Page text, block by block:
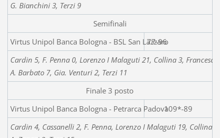
G. Bianchini 3, Terzi 9
Semifinali
Virtus Unipol Banca Bologna - BSL San Lazzaro
77-96
Cardin 5, F. Penna 0, Lorenzo I Malaguti 21, Collina 3,
A. Barbato 7, Gia. Venturi 2, Terzi 11
Finale 3 posto
Virtus Unipol Banca Bologna - Petrarca Padova109*-89
Cardin 4, Cassanelli 2, F. Penna, Lorenzo I Malaguti 19, Collina